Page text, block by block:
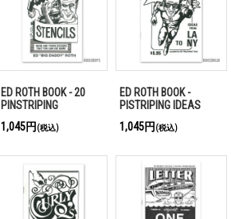
ED ROTH BOOK - 20
PINSTRIPING
1,045円 (税込)
ED ROTH BOOK -
PISTRIPING IDEAS
1,045円 (税込)